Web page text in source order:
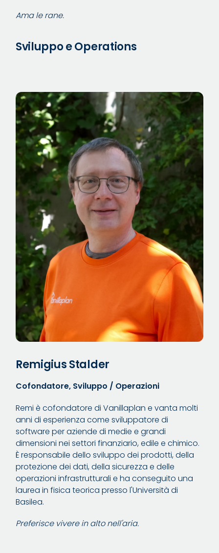
Ama le rane.
Sviluppo e Operations
Remigius Stalder
Cofondatore, Sviluppo / Operazioni
Remi è cofondatore di Vanillaplan e vanta molti
anni di esperienza come sviluppatore di
software per aziende di medie e grandi
dimensioni nei settori finanziario, edile e chimico.
È responsabile dello sviluppo dei prodotti, della
protezione dei dati, della sicurezza e delle
operazioni infrastrutturali e ha conseguito una
laurea in fisica teorica presso l'Università di
Basilea.
Preferisce vivere in alto nell'aria.